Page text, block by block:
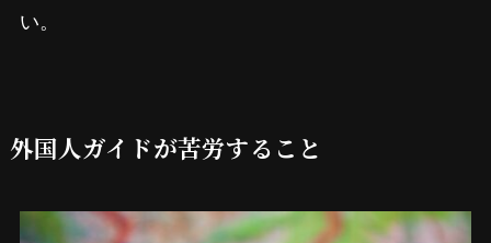
い。
外国人ガイドが苦労すること